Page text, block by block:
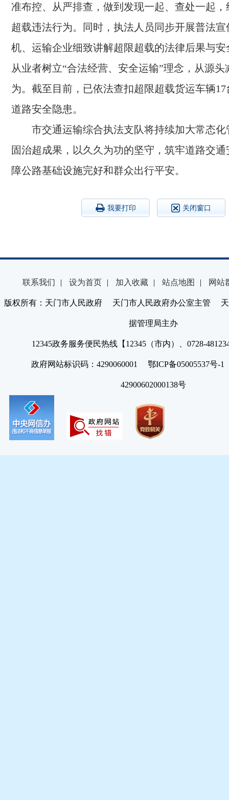
准布控、从严排查，做到发现一起、查处一起
超载违法行为。同时，执法人员同步开展普法
机、运输企业细致讲解超限超载的法律后果与
从业者树立“合法经营、安全运输”理念，从源头
为。截至目前，已依法查扣超限超载货运车辆
道路安全隐患。
市交通运输综合执法支队将持续加大常态
固治超成果，以久久为功的坚守，筑牢道路交
障公路基础设施完好和群众出行平安。
我要打印 关闭窗口
联系我们 | 设为首页 | 加入收藏 | 站点地图 | 网站
版权所有：天门市人民政府 天门市人民政府办公室主管 天
据管理局主办
12345政务服务便民热线【12345（市内）、0728-
政府网站标识码：4290060001 鄂ICP备05005537号
42900602000138号